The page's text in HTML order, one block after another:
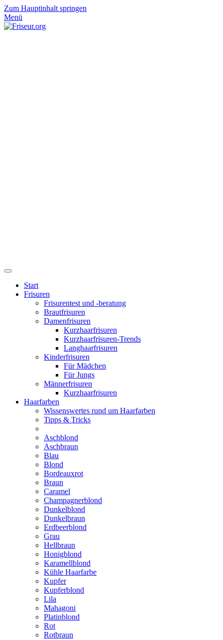
Zum Hauptinhalt springen
Menü
Start
Frisuren
Frisurentest und -beratung
Brautfrisuren
Damenfrisuren
Kurzhaarfrisuren
Kurzhaarfrisuren-Trends
Langhaarfrisuren
Kinderfrisuren
Für Mädchen
Für Jungs
Männerfrisuren
Kurzhaarfrisuren
Haarfarben
Wissenswertes rund um Haarfarben
Tipps & Tricks
Aschblond
Aschbraun
Blau
Blond
Bordeauxrot
Braun
Caramel
Champagnerblond
Dunkelblond
Dunkelbraun
Erdbeerblond
Grau
Hellbraun
Honigblond
Karamellblond
Kühle Haarfarbe
Kupfer
Kupferblond
Lila
Mahagoni
Platinblond
Rot
Rotbraun